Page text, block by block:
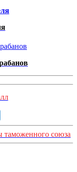
таможенного союза